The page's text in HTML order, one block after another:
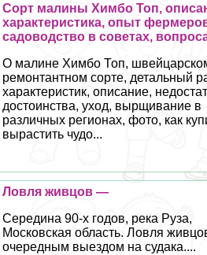
Сорт малины Химбо Топ,
хаpaктеристика, опыт
садоводство в советах,
О малине Химбо Топ,
ремонтантном сорте, детальный
хаpaктеристик, описание,
достоинства, уход, вырщивание в
различных регионах, фото, как
вырастить чудо...
Ловля живцов —
Середина 90-х годов, река Руза,
Московская область. Ловля
очередным выездом на судака....